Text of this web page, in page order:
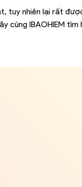
tuy nhiên lại rất
cùng IBAOHIEM tìm